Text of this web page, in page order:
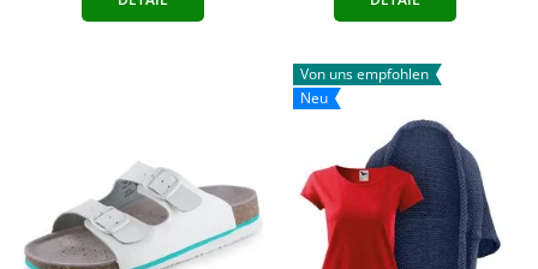
Von uns empfohlen
Neu